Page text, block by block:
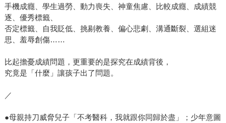
手機成癮、學生過勞、動力喪失、神童焦慮、比較成癮、成績競
逐、優秀標籤、
否定標籤、自我貶低、挑剔教養、偏心悲劇、溝通斷裂、選組迷
思、羞辱創傷……
比起擔憂成績問題，更重要的是探究在成績背後，
究竟是「什麼」讓孩子出了問題。
／
●母親持刀威脅兒子「不考醫科，我就跟你同歸於盡」；少年意圖